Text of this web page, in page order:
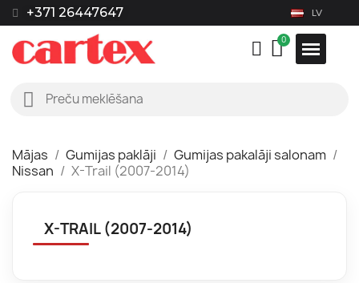
+371 26447647 LV
Mājas Gumijas paklāji
Gumijas pakalāji salonam
Nissan
X-Trail (2007-2014)
X-TRAIL (2007-2014)